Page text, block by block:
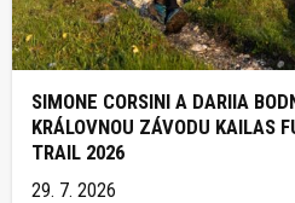
SIMONE CORSINI A DARIIA
KRÁLOVNOU ZÁVODU KAILAS
TRAIL 2026
29. 7. 2026